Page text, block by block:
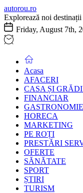
Skip
to
the
content
autorou.ro
Explorează noi destinații
Friday, August 7th,
Acasa
AFACERI
CASA ȘI
FINANCIAR
GASTRONOMIE
HORECA
MARKETING
PE ROȚI
PRESTĂRI
OFERTE
SĂNĂTATE
SPORT
ȘTIRI
TURISM